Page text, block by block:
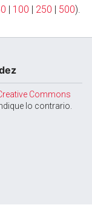
| 100 | 250 | 500).
Commons
lo contrario.